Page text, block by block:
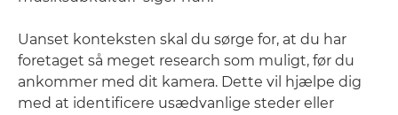
Uanset konteksten skal du sørge for, at du har
foretaget så meget research som muligt, før du
ankommer med dit kamera. Dette vil hjælpe dig
med at identificere usædvanlige steder eller